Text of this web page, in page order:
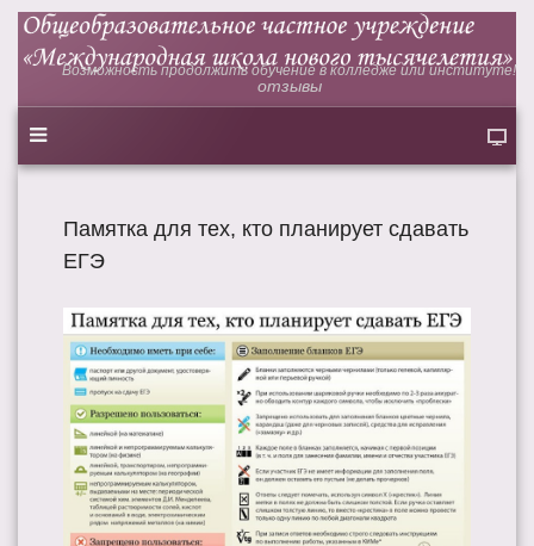
Возможность продолжить обучение в колледже или институте!
отзывы
Памятка для тех, кто планирует сдавать
ЕГЭ